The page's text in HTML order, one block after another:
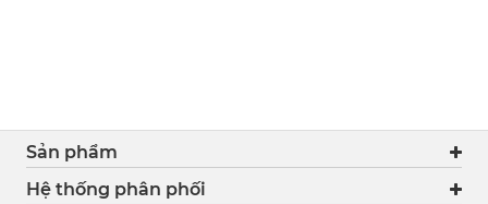
Sản phẩm
Hệ thống phân phối